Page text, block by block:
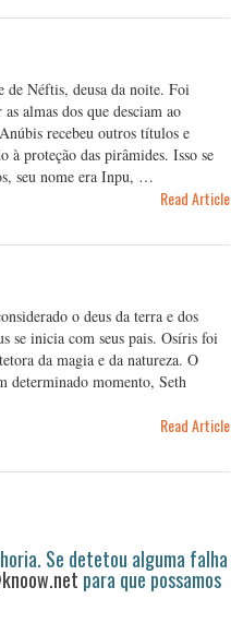
de Néftis, deusa da noite. Foi
almas dos que desciam ao
recebeu outros títulos e
à proteção das pirâmides. Isso se
seu nome era Inpu, …
Read Article
o deus da terra e dos
se inicia com seus pais. Osíris foi
da magia e da natureza. O
determinado momento, Seth
Read Article
Se detetou alguma falha
para que possamos